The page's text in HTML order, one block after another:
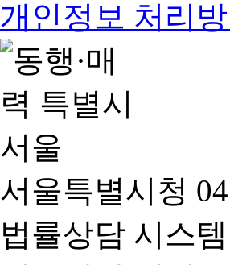
개인정보 처리
서울특별시청
법률상담 시스